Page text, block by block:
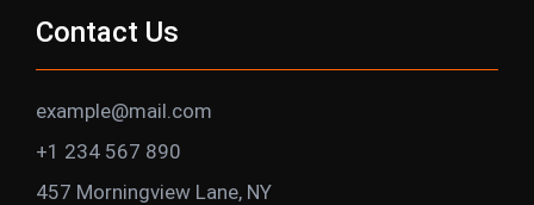
Contact Us
example@mail.com
+1 234 567 890
457 Morningview Lane, NY